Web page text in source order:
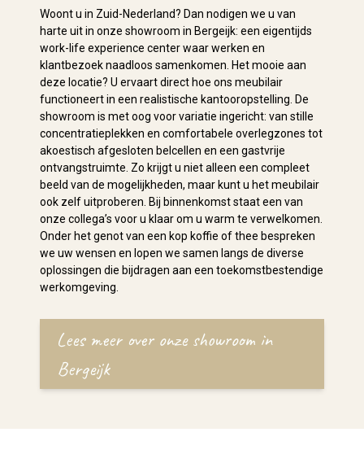
Woont u in Zuid-Nederland? Dan nodigen we u van
harte uit in onze showroom in Bergeijk: een eigentijds
work-life experience center waar werken en
klantbezoek naadloos samenkomen. Het mooie aan
deze locatie? U ervaart direct hoe ons meubilair
functioneert in een realistische kantooropstelling. De
showroom is met oog voor variatie ingericht: van stille
concentratieplekken en comfortabele overlegzones tot
akoestisch afgesloten belcellen en een gastvrije
ontvangstruimte. Zo krijgt u niet alleen een compleet
beeld van de mogelijkheden, maar kunt u het meubilair
ook zelf uitproberen. Bij binnenkomst staat een van
onze collega’s voor u klaar om u warm te verwelkomen.
Onder het genot van een kop koffie of thee bespreken
we uw wensen en lopen we samen langs de diverse
oplossingen die bijdragen aan een toekomstbestendige
werkomgeving.
Lees meer over onze showroom in
Bergeijk